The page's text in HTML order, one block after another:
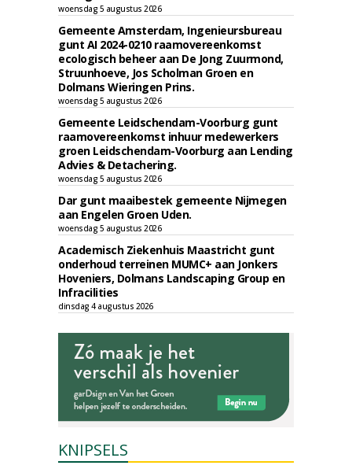
woensdag 5 augustus 2026
Gemeente Amsterdam, Ingenieursbureau
gunt AI 2024-0210 raamovereenkomst
ecologisch beheer aan De Jong Zuurmond,
Struunhoeve, Jos Scholman Groen en
Dolmans Wieringen Prins.
woensdag 5 augustus 2026
Gemeente Leidschendam-Voorburg gunt
raamovereenkomst inhuur medewerkers
groen Leidschendam-Voorburg aan Lending
Advies & Detachering.
woensdag 5 augustus 2026
Dar gunt maaibestek gemeente Nijmegen
aan Engelen Groen Uden.
woensdag 5 augustus 2026
Academisch Ziekenhuis Maastricht gunt
onderhoud terreinen MUMC+ aan Jonkers
Hoveniers, Dolmans Landscaping Group en
Infracilities
dinsdag 4 augustus 2026
KNIPSELS